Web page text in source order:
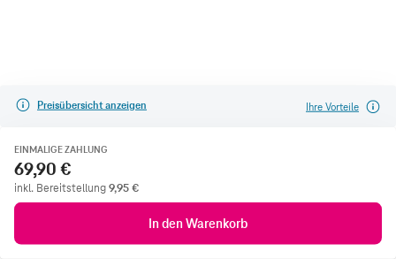
Preisübersicht anzeigen Ihre Vorteile
EINMALIGE ZAHLUNG
69,90 €
inkl. Bereitstellung9,95€
In den Warenkorb